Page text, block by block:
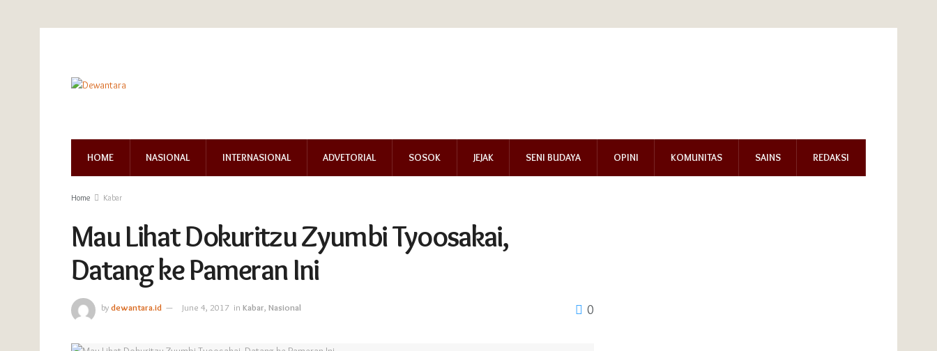
HOME NASIONAL INTERNASIONAL ADVETORIAL SOSOK JEJAK SENI BUDAYA OPINI KOMUNITAS SAINS REDAKSI
Home Kabar
Mau Lihat Dokuritzu Zyumbi Tyoosakai,
Datang ke Pameran Ini
bydewantara.id June 4, 2017 in Kabar, Nasional 0